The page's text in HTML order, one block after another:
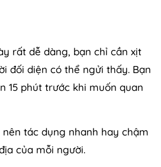
rất dễ dàng, bạn chỉ cần xịt
đối diện có thể ngửi thấy. Bạn
15 phút trước khi muốn quan
tác dụng nhanh hay chậm
của mỗi người.